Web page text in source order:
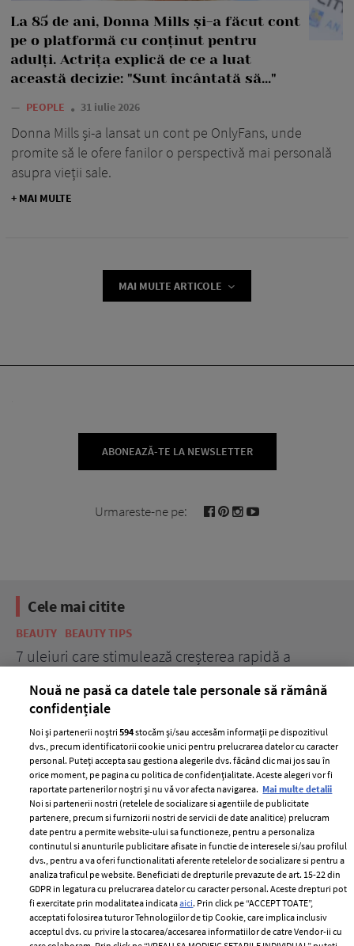
La 85 de ani, Donna Mills și-a făcut cont
pe o platformă cu conținut pentru
adulți. Actrița explică de ce a luat
această decizie: "Sunt încântată să..."
— PEOPLE 31 iulie 2026
Donna Mills și-a lansat un cont pe OnlyFans, unde
promite să le ofere fanilor o perspectivă mai personală
asupra vieții sale.
+ MAI MULTE
MAI MULTE ARTICOLE
ABONEAZĂ-TE LA NEWSLETTER
Urmareste-ne pe:
Cele mai citite
BEAUTY BEAUTY TIPS
7 uleiuri care stimulează creșterea rapidă a
ELLE Style Awards
2024
Despre ELLE
Romania
Contact
Abonamente
Termeni si conditii
Politica de
confidențialitate
Politica de cookies
Publicitate
Nouă ne pasă ca datele tale personale să rămână
confidențiale
Noi și partenerii noștri594stocăm și/sau accesăm informații pe dispozitivul
dvs., precum identificatorii cookie unici pentru prelucrarea datelor cu caracter
personal. Puteți accepta sau gestiona alegerile dvs. făcând clic mai jos sau în
orice moment, pe pagina cu politica de confidențialitate. Aceste alegeri vor fi
raportate partenerilor noștri și nu vă vor afecta navigarea. Mai multe detalii
Noi si partenerii nostri (retelele de socializare si agentiile de publicitate
partenere, precum si furnizorii nostri de servicii de date analitice) prelucram
date pentru a permite website-ului sa functioneze, pentru a personaliza
continutul si anunturile publicitare afisate in functie de interesele si/sau profilul
dvs., pentru a va oferi functionalitati aferente retelelor de socializare si pentru a
analiza traficul pe website. Beneficiati de drepturile prevazute de art. 15-22 din
GDPR in legatura cu prelucrarea datelor cu caracter personal. Aceste drepturi pot
fi exercitate prin modalitatea indicataaici. Prin click pe “ACCEPT TOATE”,
acceptati folosirea tuturor Tehnologiilor de tip Cookie, care implica inclusiv
acceptul dvs. cu privire la stocarea/accesarea informatiilor de catre Vendor-ii cu